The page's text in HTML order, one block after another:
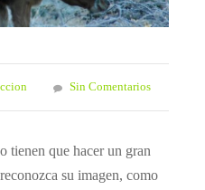
Sin Comentarios
tienen que hacer un gran
su imagen, como